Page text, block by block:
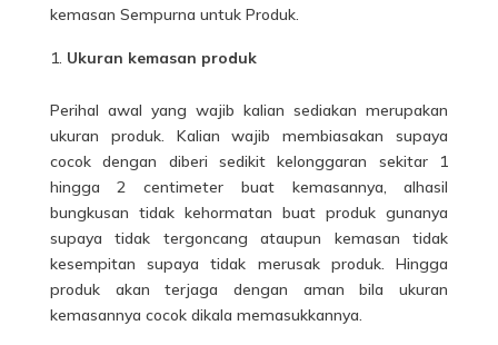
kemasan Sempurna untuk Produk.
Ukuran kemasan produk
Perihal awal yang wajib kalian sediakan merupakan
ukuran produk. Kalian wajib membiasakan supaya
cocok dengan diberi sedikit kelonggaran sekitar 1
hingga 2 centimeter buat kemasannya, alhasil
bungkusan tidak kehormatan buat produk gunanya
supaya tidak tergoncang ataupun kemasan tidak
kesempitan supaya tidak merusak produk. Hingga
produk akan terjaga dengan aman bila ukuran
kemasannya cocok dikala memasukkannya.